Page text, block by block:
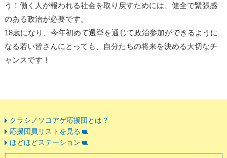
う！働く人が報われる社会を取り戻すためには、健全で緊張感
のある政治が必要です。
18歳になり、今年初めて選挙を通じて政治参加ができるように
なる若い皆さんにとっても、自分たちの将来を決める大切なチ
ャンスです！
クラシノソコアゲ応援団とは？
応援団員リストを見る
ほどほどステーション